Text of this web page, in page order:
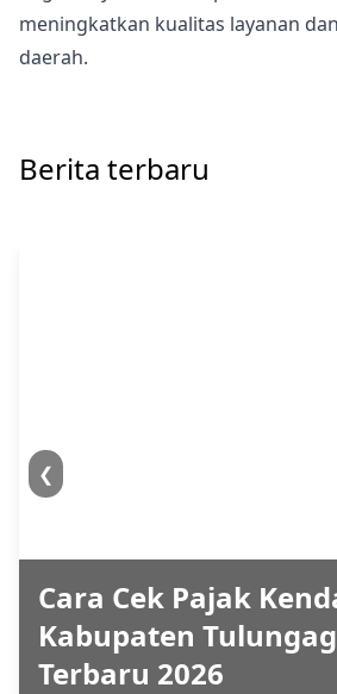
meningkatkan kualitas layanan
daerah.
Berita terbaru
Cara Cek Pajak
Kabupaten
Terbaru 2026
❮